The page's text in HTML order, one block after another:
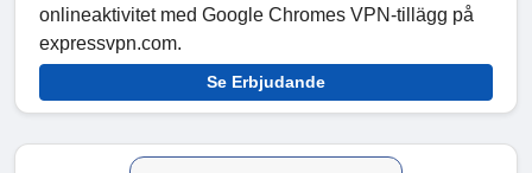
onlineaktivitet med Google Chromes VPN-tillägg på
expressvpn.com.
Se Erbjudande